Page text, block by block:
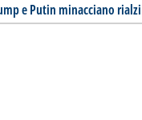
e Putin minacciano rialzi